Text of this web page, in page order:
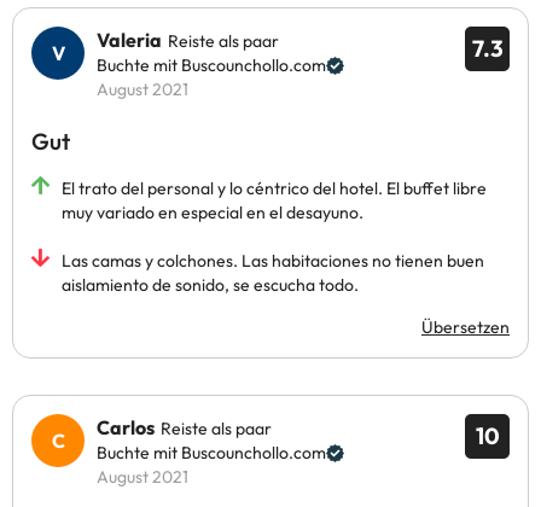
7.3
Valeria Reiste als paar
Buchte mit Buscounchollo.com
August 2021
Gut
El trato del personal y lo céntrico del hotel. El buffet libre
muy variado en especial en el desayuno.
Las camas y colchones. Las habitaciones no tienen buen
aislamiento de sonido, se escucha todo.
Übersetzen
10
Carlos Reiste als paar
Buchte mit Buscounchollo.com
August 2021